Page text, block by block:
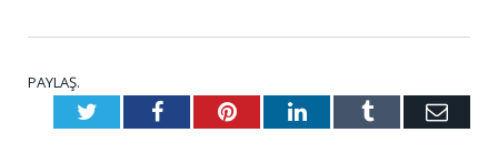
PAYLAŞ.
TwitterFacebookPinterestLinkedInTumblr E-